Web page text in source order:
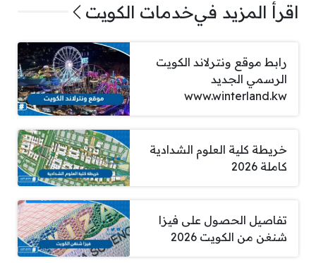
اقرأ المزيد فيخدمات الكويت
رابط موقع ونترلاند الكويت
الرسمي الجديد
www.winterland.kw
خريطة كلية العلوم الشدادية
كاملة 2026
تفاصيل الحصول على فيزا
شنغن من الكويت 2026